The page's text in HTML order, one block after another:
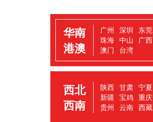
华南
港澳
广州 深圳 东莞
珠海 中山 广西
澳门 台湾
西北
西南
陕西 甘肃 宁夏
新疆 宝鸡 重庆
贵州 云南 西藏